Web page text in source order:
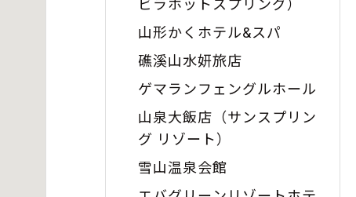
ビラホットスプリング）
山形かくホテル&スパ
礁溪山水妍旅店
ゲマランフェングルホール
山泉大飯店（サンスプリン
グ リゾート）
雪山温泉会館